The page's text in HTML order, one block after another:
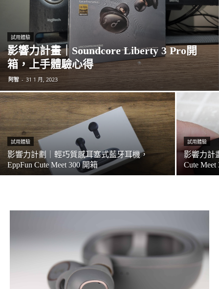
試用體驗
影響力計畫｜Soundcore Liberty 3 Pro開
箱，上手體驗心得
阿智 - 31 1 月, 2023
試用體驗
影響力計劃｜輕巧質感耳塞式藍牙耳機，
EppFun Cute Meet 300 開箱
試用體驗
影響力計
Cute